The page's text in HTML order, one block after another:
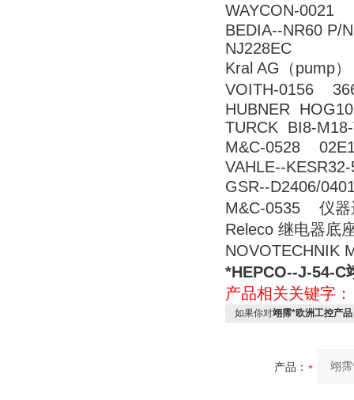
WAYCON-0021
BEDIA--NR60 P/
NJ228EC
Kral AG（pump
VOITH-0156
HUBNER
TURCK BI8-
M&C-0528
VAHLE--
GSR--D2406/
M&C-0535 仪器
Releco 继电器底
NOVOTECHNIK
*HEPCO--J-54-C
产品相关关键字
如果你对翊霈*欧洲工控产
产品：